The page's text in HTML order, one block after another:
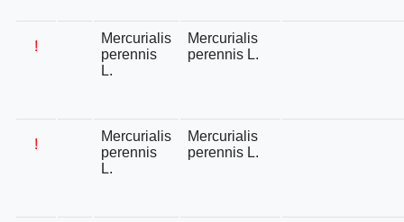
!
Mercurialis
perennis
L.
Mercurialis
perennis L.
!
Mercurialis
perennis
L.
Mercurialis
perennis L.